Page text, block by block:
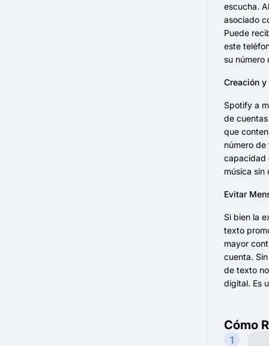
escucha.
asociado
Puede
este
su número
Creación
Spotify a
de
que
número
capacidad
música sin
Evitar
Si bien la
texto
mayor
cuenta.
de texto
digital. Es
Cómo
1